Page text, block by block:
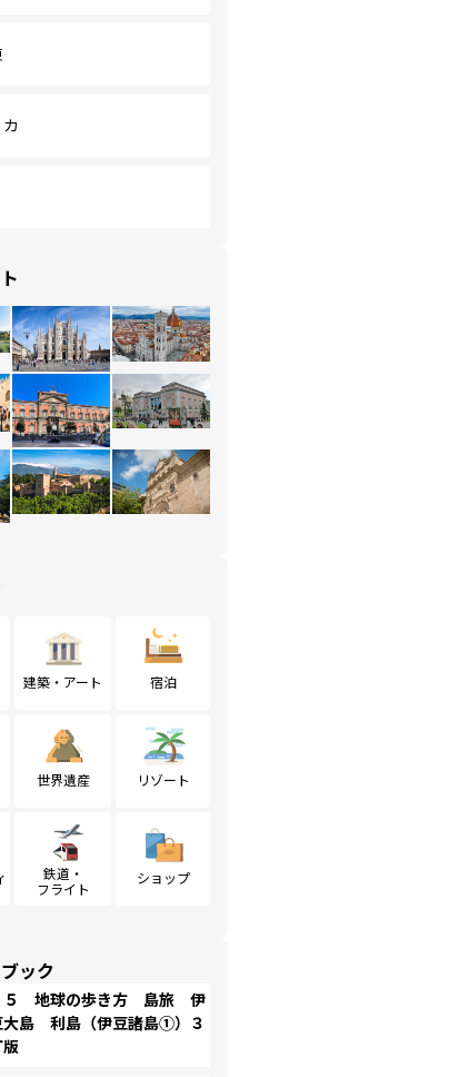
建築・アート 宿泊
世界遺産 リゾート
鉄道・
フライト
ショップ
ック
５ 地球の歩き方 島旅 伊
大島 利島（伊豆諸島①）３